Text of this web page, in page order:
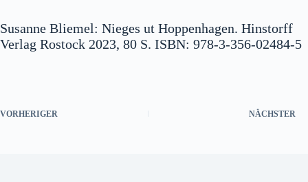
Susanne Bliemel: Nieges ut Hoppenhagen. Hinstorff
Verlag Rostock 2023, 80 S. ISBN: 978-3-356-02484-5
VORHERIGER NÄCHSTER